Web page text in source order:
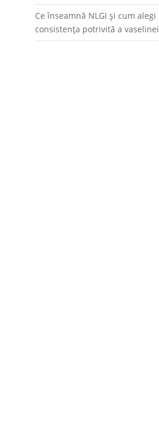
Ce înseamnă NLGI și cum alegi
consistența potrivită a vaselinei